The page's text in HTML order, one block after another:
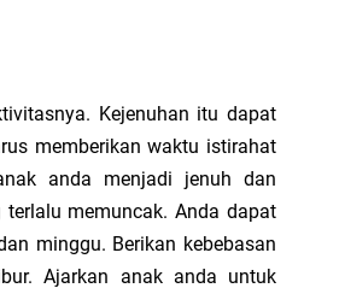
Kejenuhan itu dapat
memberikan waktu istirahat
anda menjadi jenuh dan
memuncak. Anda dapat
minggu. Berikan kebebasan
Ajarkan anak anda untuk